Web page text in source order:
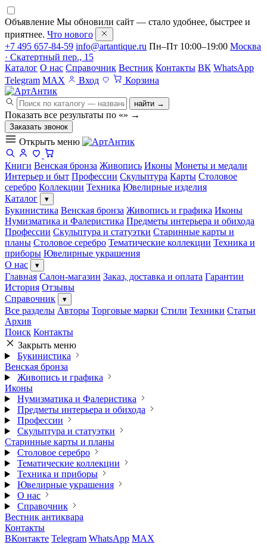
Объявление Мы обновили сайт — стало удобнее, быстрее и
приятнее. Что нового
+7 495 657-84-59 info@artantique.ru Пн–Пт 10:00–19:00 Москва
· Скатертный пер., 15
Каталог О нас Справочник Вестник Контакты ВК WhatsApp
Telegram MAX Вход Корзина
найти →
Показать все результаты по «» →
Заказать звонок
Открыть меню
Книги Венская бронза Живопись Иконы Монеты и медали
Интерьер и быт Профессии Скульптура Карты Столовое
серебро Коллекции Техника Ювелирные изделия
Каталог
▾
Букинистика Венская бронза Живопись и графика Иконы
Нумизматика и Фалеристика Предметы интерьера и обихода
Профессии Скульптура и статуэтки Старинные карты и
планы Столовое серебро Тематические коллекции Техника и
приборы Ювелирные украшения
О нас
▾
Главная Салон-магазин Заказ, доставка и оплата Гарантии
История Отзывы
Справочник
▾
Все разделы Авторы Торговые марки Стили Техники Статьи
Архив
Поиск Контакты
Закрыть меню
Букинистика
Венская бронза
Живопись и графика
Иконы
Нумизматика и Фалеристика
Предметы интерьера и обихода
Профессии
Скульптура и статуэтки
Старинные карты и планы
Столовое серебро
Тематические коллекции
Техника и приборы
Ювелирные украшения
О нас
Справочник
Вестник антиквара
Контакты
ВКонтакте Telegram WhatsApp MAX